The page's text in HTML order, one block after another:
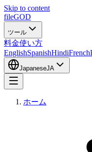
Skip to content
fileGOD
ツール
料金使い方
EnglishSpanishHindiFrench
JapaneseJA
ホーム